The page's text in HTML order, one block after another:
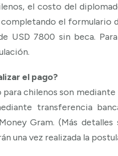
el costo del
el formulario
USD 7800 sin beca.
el pago?
para chilenos son
transferencia
Gram. (Más
una vez realizada la